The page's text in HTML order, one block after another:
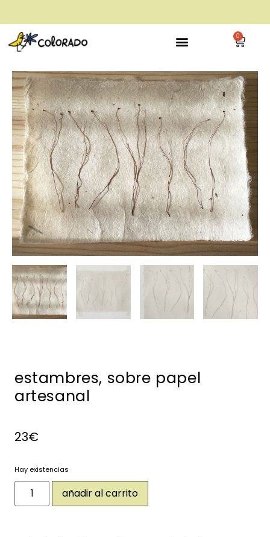
envío gratis a partir de 28€ 0
estambres, sobre papel
artesanal
23€
Hay existencias
añadir al carrito